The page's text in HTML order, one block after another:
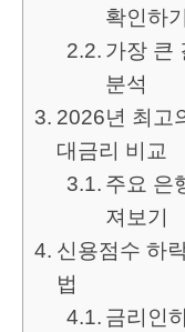
확인하기
가장 큰
분석
2026년 최고
대금리 비교
주요 은
져보기
신용점수 하
법
금리인